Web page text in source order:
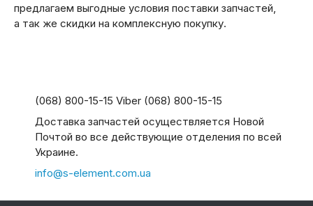
предлагаем выгодные условия поставки запчастей,
а так же скидки на комплексную покупку.
(068) 800-15-15 Viber (068) 800-15-15
Доставка запчастей осуществляется Новой
Почтой во все действующие отделения по всей
Украине.
info@s-element.com.ua